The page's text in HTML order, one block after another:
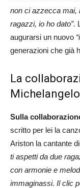
non ci azzecca mai,
ragazzi, io ho dato”.
augurarsi un nuovo
generazioni che già
La
Michelangelo
Sulla
scritto per lei la
Ariston la cantante
ti aspetti da due
con armonie e
immaginassi. Il clic